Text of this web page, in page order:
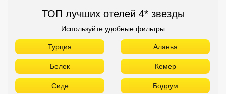
ТОП лучших отелей 4* звезды
Используйте удобные фильтры
Турция Аланья
Белек Кемер
Сиде Бодрум